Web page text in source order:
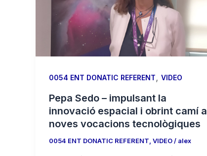
0054 ENT DONATIC REFERENT, VIDEO
Pepa Sedo – impulsant la
innovació espacial i obrint camí a
noves vocacions tecnològiques
0054 ENT DONATIC REFERENT VIDEO/ alex